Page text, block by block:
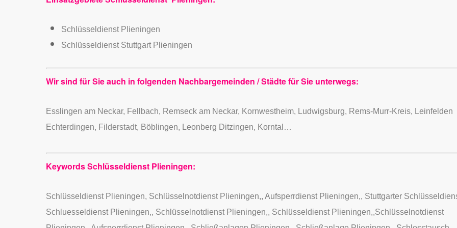
Schlüsseldienst Plieningen
Schlüsseldienst Stuttgart Plieningen
Wir sind für Sie auch in folgenden Nachbargemeinden / Städte für Sie unterwegs:
Esslingen am Neckar, Fellbach, Remseck am Neckar, Kornwestheim, Ludwigsburg, Rems-Murr-Kreis, Leinfelden
Echterdingen, Filderstadt, Böblingen, Leonberg Ditzingen, Korntal…
Keywords Schlüsseldienst Plieningen:
Schlüsseldienst Plieningen, Schlüsselnotdienst Plieningen,, Aufsperrdienst Plieningen,, Stuttgarter
Schluesseldienst Plieningen,, Schlüsselnotdienst Plieningen,, Schlüsseldienst Plieningen,,Schlüsselnotdienst